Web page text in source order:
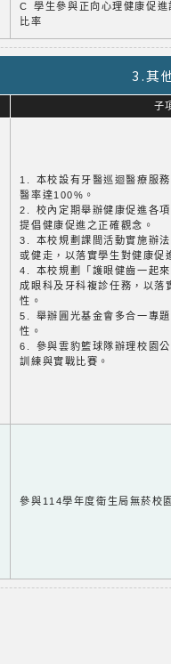
C 學生參與正向心理健康促進
比率
3.其
子
1. 本校設有牙醫巡迴醫療服
醫率達100%。
2. 校內定期舉辦健康促進各
提倡健康促進之正確觀念。
3. 本校規劃課間活動實施辦
或健走，以落實學生對健康促
4. 本校規劃「護眼健齒一起
成眼科及牙科複診任務，以落
性。
5. 舉辦圓光基金會多合一專
性。
6. 參與雲豹籃球隊辦理校園
訓練與實戰比賽。
參與114學年度衛生局無菸校